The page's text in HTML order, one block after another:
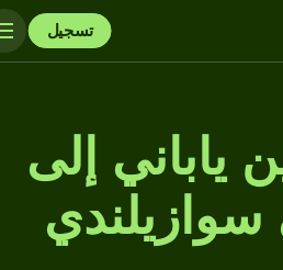
تسجيل
ين ياباني إلى
سوازيلندي